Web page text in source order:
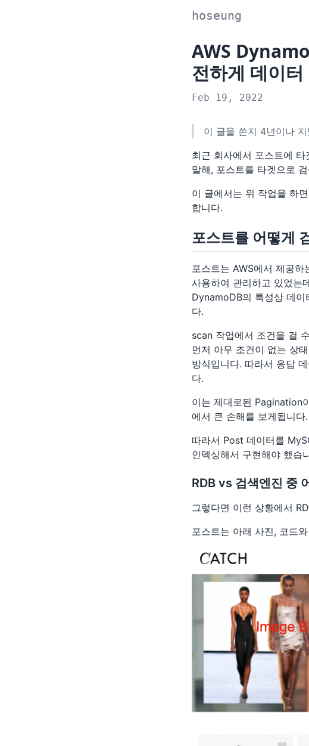
hoseung
AWS
전하게 데이터
Feb 19, 2022
이 글을 쓴지 4년이나
최근 회사에서 포스트에
말해, 포스트를 타겟으로
이 글에서는 위 작업을 하
합니다.
포스트를 어떻게
포스트는 AWS에서 제공
사용하여 관리하고 있었는
DynamoDB의 특성상 데
다.
scan 작업에서 조건을 걸
먼저 아무 조건이 없는 상
방식입니다. 따라서 응답
다.
이는 제대로된 Pagination
에서 큰 손해를 보게됩니다.
따라서 Post 데이터를
인덱싱해서 구현해야 했습
RDB vs 검색엔진 중
그렇다면 이런 상황에서
포스트는 아래 사진, 코드